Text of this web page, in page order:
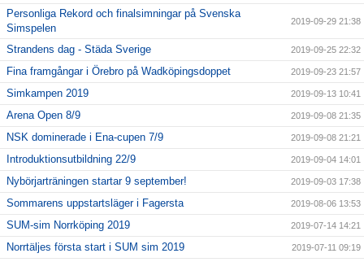
Personliga Rekord och finalsimningar på Svenska
Simspelen
2019-09-29 21:38
Strandens dag - Städa Sverige 2019-09-25 22:32
Fina framgångar i Örebro på Wadköpingsdoppet 2019-09-23 21:57
Simkampen 2019 2019-09-13 10:41
Arena Open 8/9 2019-09-08 21:35
NSK dominerade i Ena-cupen 7/9 2019-09-08 21:21
Introduktionsutbildning 22/9 2019-09-04 14:01
Nybörjarträningen startar 9 september! 2019-09-03 17:38
Sommarens uppstartsläger i Fagersta 2019-08-06 13:53
SUM-sim Norrköping 2019 2019-07-14 14:21
Norrtäljes första start i SUM sim 2019 2019-07-11 09:19